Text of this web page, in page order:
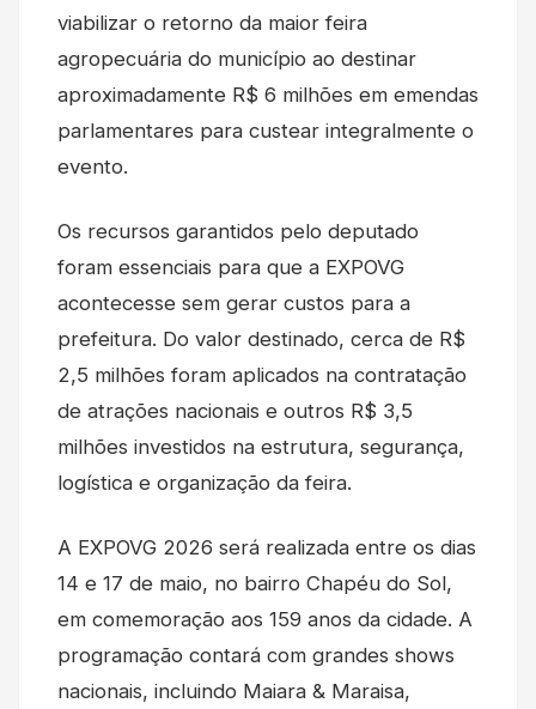
viabilizar o retorno da maior feira
agropecuária do município ao destinar
aproximadamente R$ 6 milhões em emendas
parlamentares para custear integralmente o
evento.
Os recursos garantidos pelo deputado
foram essenciais para que a EXPOVG
acontecesse sem gerar custos para a
prefeitura. Do valor destinado, cerca de R$
2,5 milhões foram aplicados na contratação
de atrações nacionais e outros R$ 3,5
milhões investidos na estrutura, segurança,
logística e organização da feira.
A EXPOVG 2026 será realizada entre os dias
14 e 17 de maio, no bairro Chapéu do Sol,
em comemoração aos 159 anos da cidade. A
programação contará com grandes shows
nacionais, incluindo Maiara & Maraisa,